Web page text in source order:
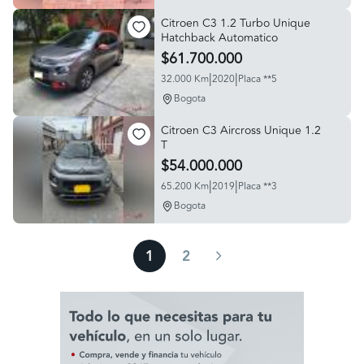
Citroen C3 1.2 Turbo Unique
Hatchback Automatico
$61.700.000
32.000 Km|2020|Placa **5
Bogota
Citroen C3 Aircross Unique 1.2
T
$54.000.000
65.200 Km|2019|Placa **3
Bogota
1 2